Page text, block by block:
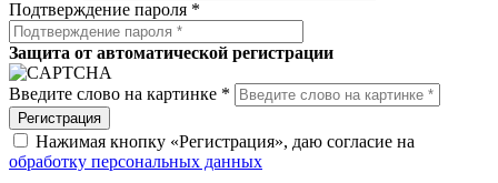
Подтверждение пароля *
Защита от автоматической регистрации
Введите слово на картинке *
Регистрация
Нажимая кнопку «Регистрация», даю согласие на
обработку персональных данных